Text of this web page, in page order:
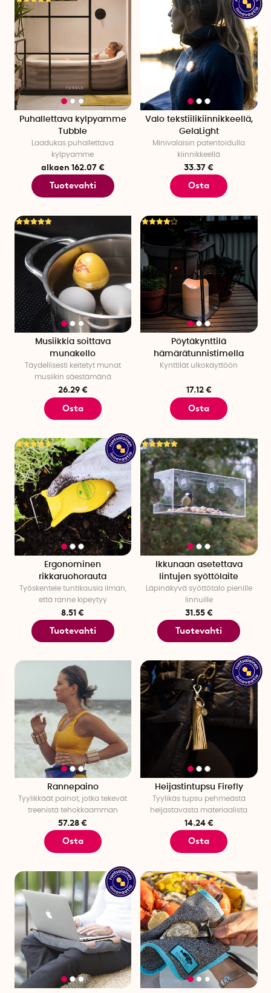
Puhallettava kylpyamme
Tubble
Laadukas puhallettava
kylpyamme
alkaen 162.07 €
Tuotevahti
Valo tekstiilikiinnikkeellä,
GelaLight
Minivalaisin patentoidulla
kiinnikkeellä
33.37 €
Osta
Musiikkia soittava
munakello
Täydellisesti keitetyt munat
musiikin säestämänä
26.29 €
Osta
Pöytäkynttilä
hämärätunnistimella
Kynttilät ulkokäyttöön
17.12 €
Osta
Ergonominen
rikkaruohorauta
Työskentele tuntikausia ilman,
että ranne kipeytyy
8.51 €
Tuotevahti
Ikkunaan asetettava
lintujen syöttölaite
Läpinäkyvä syöttötalo pienille
linnuille
31.55 €
Tuotevahti
Rannepaino
Tyylikkäät painot, jotka tekevät
treenistä tehokkaamman
57.28 €
Osta
Heijastintupsu Firefly
Tyylikäs tupsu pehmeästä
heijastavasta materiaalista
14.24 €
Osta